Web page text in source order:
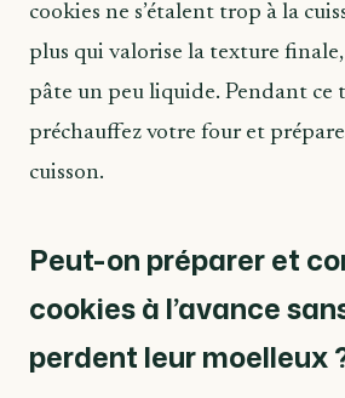
cookies ne s’étalent trop à la
plus qui valorise la texture
pâte un peu liquide. Pendant ce
préchauffez votre four et
cuisson.
Peut-on préparer et
cookies à l’avance
perdent leur moelleux